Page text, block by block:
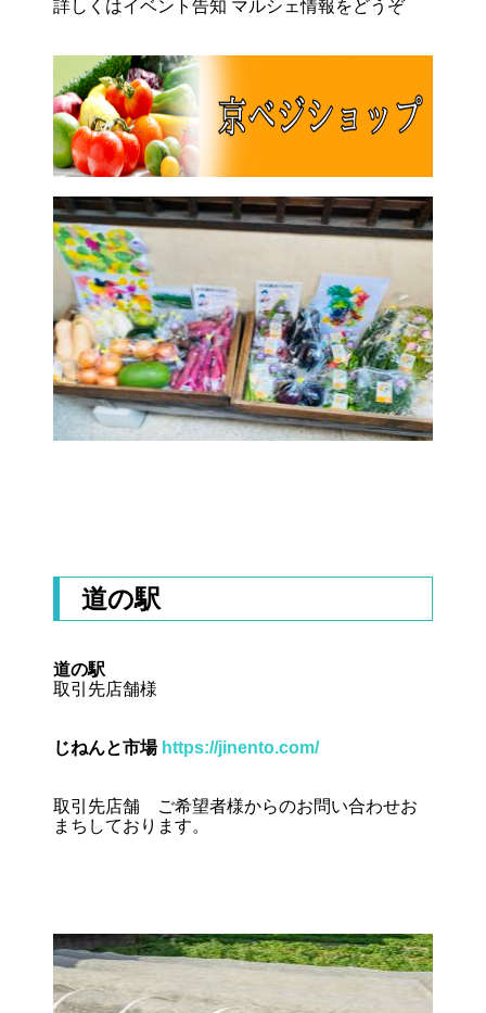
詳しくはイベント告知 マルシェ情報をどうぞ
道の駅
道の駅
取引先店舗様
じねんと市場 https://jinento.com/
取引先店舗 ご希望者様からのお問い合わせお
まちしております。